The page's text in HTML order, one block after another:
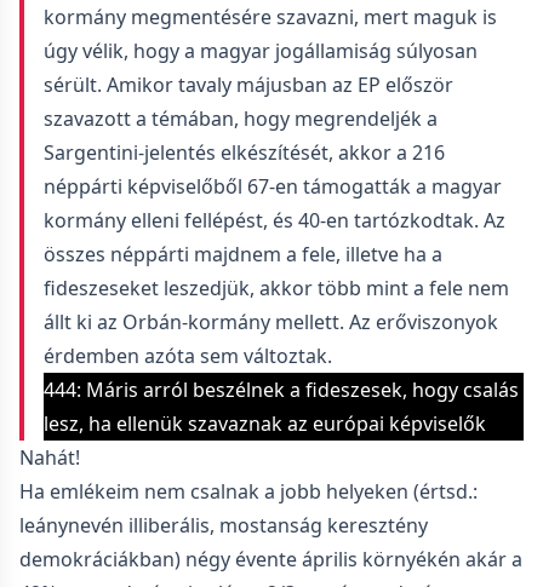
kormány megmentésére szavazni, mert maguk is
úgy vélik, hogy a magyar jogállamiság súlyosan
sérült. Amikor tavaly májusban az EP először
szavazott a témában, hogy megrendeljék a
Sargentini-jelentés elkészítését, akkor a 216
néppárti képviselőből 67-en támogatták a magyar
kormány elleni fellépést, és 40-en tartózkodtak. Az
összes néppárti majdnem a fele, illetve ha a
fideszeseket leszedjük, akkor több mint a fele nem
állt ki az Orbán-kormány mellett. Az erőviszonyok
érdemben azóta sem változtak.
444: Máris arról beszélnek a fideszesek, hogy csalás
lesz, ha ellenük szavaznak az európai képviselők
Nahát!
Ha emlékeim nem csalnak a jobb helyeken (értsd.:
leánynevén illiberális, mostanság keresztény
demokráciákban) négy évente április környékén akár a